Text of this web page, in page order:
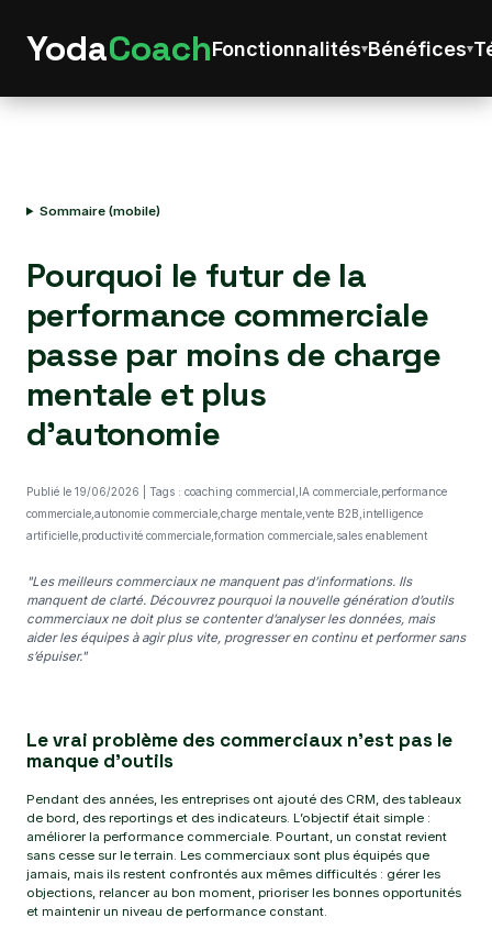
YodaCoachFonctionnalités Bénéfices
Sommaire (mobile)
Pourquoi le futur de la
performance commerciale
passe par moins de charge
mentale et plus
d’autonomie
Publié le 19/06/2026 | Tags : coaching commercial,IA commerciale,performance
commerciale,autonomie commerciale,charge mentale,vente B2B,intelligence
artificielle,productivité commerciale,formation commerciale,sales enablement
"Les meilleurs commerciaux ne manquent pas d’informations. Ils
manquent de clarté. Découvrez pourquoi la nouvelle génération d’outils
commerciaux ne doit plus se contenter d’analyser les données, mais
aider les équipes à agir plus vite, progresser en continu et performer sans
s’épuiser."
Le vrai problème des commerciaux n’est pas le
manque d’outils
Pendant des années, les entreprises ont ajouté des CRM, des tableaux
de bord, des reportings et des indicateurs. L’objectif était simple :
améliorer la performance commerciale. Pourtant, un constat revient
sans cesse sur le terrain. Les commerciaux sont plus équipés que
jamais, mais ils restent confrontés aux mêmes difficultés : gérer les
objections, relancer au bon moment, prioriser les bonnes opportunités
et maintenir un niveau de performance constant.